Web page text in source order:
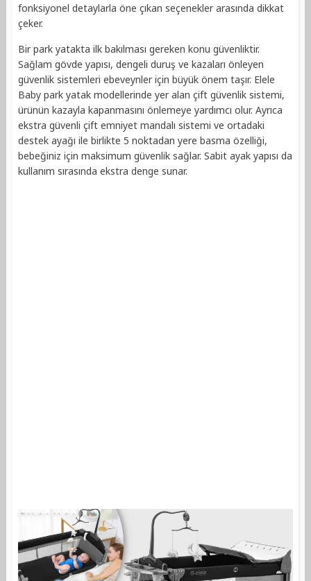
fonksiyonel detaylarla öne çıkan seçenekler arasında dikkat
çeker.
Bir park yatakta ilk bakılması gereken konu güvenliktir.
Sağlam gövde yapısı, dengeli duruş ve kazaları önleyen
güvenlik sistemleri ebeveynler için büyük önem taşır. Elele
Baby park yatak modellerinde yer alan çift güvenlik sistemi,
ürünün kazayla kapanmasını önlemeye yardımcı olur. Ayrıca
ekstra güvenli çift emniyet mandalı sistemi ve ortadaki
destek ayağı ile birlikte 5 noktadan yere basma özelliği,
bebeğiniz için maksimum güvenlik sağlar. Sabit ayak yapısı da
kullanım sırasında ekstra denge sunar.